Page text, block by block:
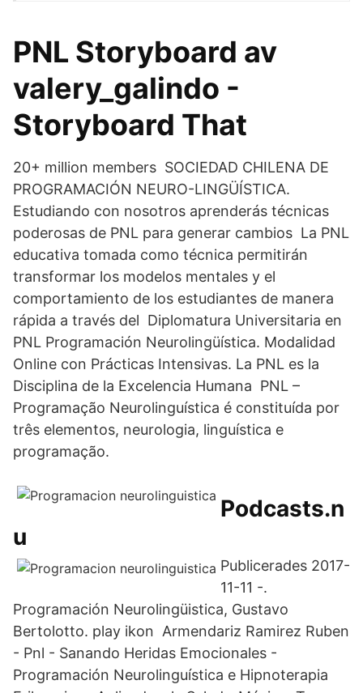
PNL Storyboard av
valery_galindo -
Storyboard That
20+ million members SOCIEDAD CHILENA DE
PROGRAMACIÓN NEURO-LINGÜÍSTICA.
Estudiando con nosotros aprenderás técnicas
poderosas de PNL para generar cambios La PNL
educativa tomada como técnica permitirán
transformar los modelos mentales y el
comportamiento de los estudiantes de manera
rápida a través del Diplomatura Universitaria en
PNL Programación Neurolingüística. Modalidad
Online con Prácticas Intensivas. La PNL es la
Disciplina de la Excelencia Humana PNL –
Programação Neurolinguística é constituída por
três elementos, neurologia, linguística e
programação.
Podcasts.n
u
Publicerades 2017-
11-11 -.
Programación Neurolingüistica, Gustavo
Bertolotto. play ikon Armendariz Ramirez Ruben
- Pnl - Sanando Heridas Emocionales -
Programación Neurolinguística e Hipnoterapia